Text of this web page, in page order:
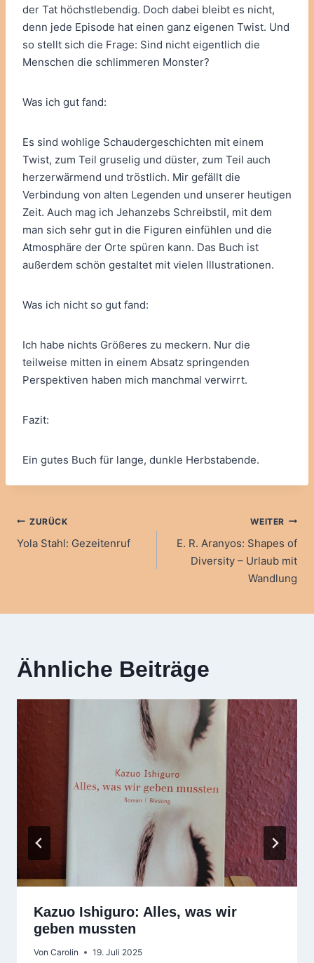
der Tat höchstlebendig. Doch dabei bleibt es nicht,
denn jede Episode hat einen ganz eigenen Twist. Und
so stellt sich die Frage: Sind nicht eigentlich die
Menschen die schlimmeren Monster?
Was ich gut fand:
Es sind wohlige Schaudergeschichten mit einem
Twist, zum Teil gruselig und düster, zum Teil auch
herzerwärmend und tröstlich. Mir gefällt die
Verbindung von alten Legenden und unserer heutigen
Zeit. Auch mag ich Jehanzebs Schreibstil, mit dem
man sich sehr gut in die Figuren einfühlen und die
Atmosphäre der Orte spüren kann. Das Buch ist
außerdem schön gestaltet mit vielen Illustrationen.
Was ich nicht so gut fand:
Ich habe nichts Größeres zu meckern. Nur die
teilweise mitten in einem Absatz springenden
Perspektiven haben mich manchmal verwirrt.
Fazit:
Ein gutes Buch für lange, dunkle Herbstabende.
Beitragsnavigation
ZURÜCK
Yola Stahl: Gezeitenruf
WEITER
E. R. Aranyos: Shapes of
Diversity – Urlaub mit
Wandlung
Ähnliche Beiträge
Kazuo Ishiguro: Alles, was wir
geben mussten
Von Carolin 19. Juli 2025